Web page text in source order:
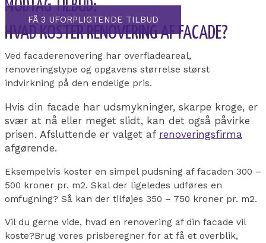
MODTAG TILBUD:
FÅ 3 UFORPLIGTENDE TILBUD
HVAD KOSTER RENOVERING AF FACADE?
Ved facaderenovering har overfladeareal,
renoveringstype og opgavens størrelse størst
indvirkning på den endelige pris.
Hvis din facade har udsmykninger, skarpe kroge, er
svær at nå eller meget slidt, kan det også påvirke
prisen. Afsluttende er valget af renoveringsfirma
afgørende.
Eksempelvis koster en simpel pudsning af facaden 300 –
500 kroner pr. m2. Skal der ligeledes udføres en
omfugning? Så kan der tilføjes 350 – 750 kroner pr. m2.
Vil du gerne vide, hvad en renovering af din facade vil
koste?Brug vores prisberegner for at få et overblik,